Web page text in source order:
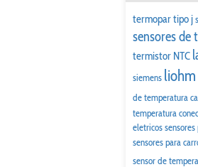
termopar tipo j
sensores de
termistor NTC
siemens liohm
de temperatura
temperatura
eletricos
sensores para
sensor de